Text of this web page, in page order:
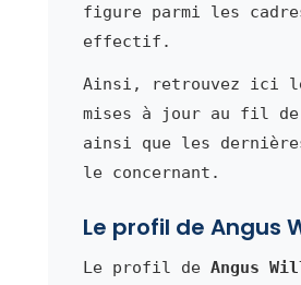
figure parmi les
effectif.
Ainsi, retrouvez ici
mises à jour au fil
ainsi que les
le concernant.
Le profil de Angus
Le profil de Angus